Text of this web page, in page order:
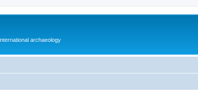
archaeology